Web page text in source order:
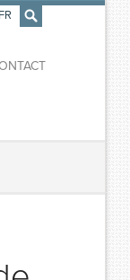
×
FR